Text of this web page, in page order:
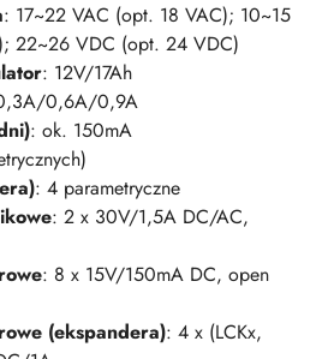
: 17~22 VAC (opt. 18 VAC); 10~15
22~26 VDC (opt. 24 VDC)
: 12V/17Ah
0,6A/0,9A
: ok. 150mA
: 4 parametryczne
: 2 x 30V/1,5A DC/AC,
: 8 x 15V/150mA DC, open
(ekspandera): 4 x (LCKx,